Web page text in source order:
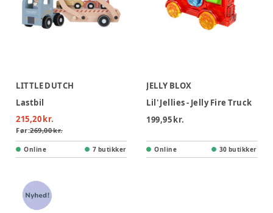
LITTLE DUTCH
Lastbil
215,20 kr.
Før:269,00 kr.
Online 7 butikker
JELLY BLOX
Lil' Jellies - Jelly Fire Truck
199,95 kr.
Online 30 butikker